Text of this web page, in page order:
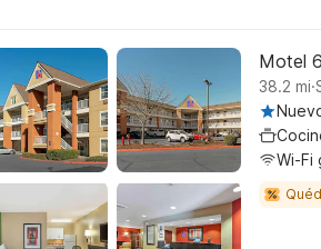
Motel
38.2 mi.
Wi-Fi